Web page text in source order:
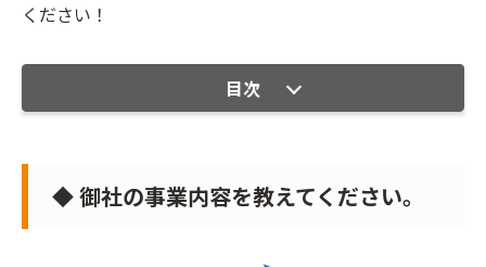
ください！
目次
◆ 御社の事業内容を教えてください。